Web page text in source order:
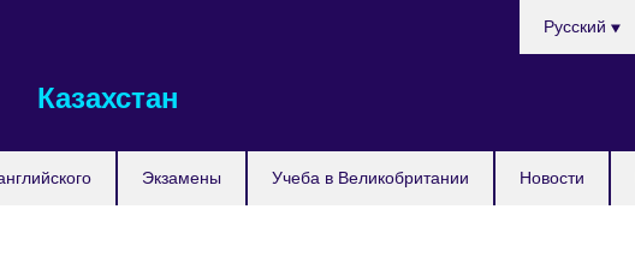
Казахстан
Экзамены Учеба в Великобритании Новости
язык
Русский